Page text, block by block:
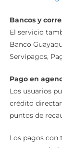
Bancos y
El servicio
Banco
Servipagos,
Pago en
Los usuarios
crédito
puntos de
Los pagos con